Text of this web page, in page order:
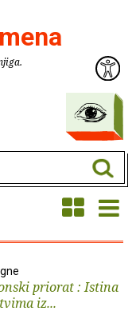
priorat : Istina
iz...